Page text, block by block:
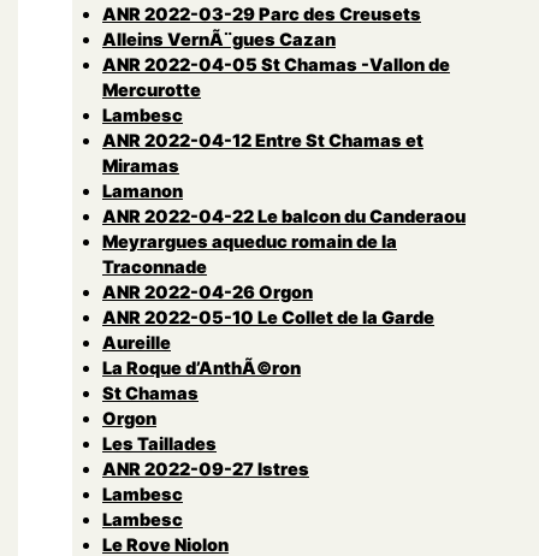
ANR 2022-03-29 Parc des Creusets
Alleins VernÃ¨gues Cazan
ANR 2022-04-05 St Chamas -Vallon de
Mercurotte
Lambesc
ANR 2022-04-12 Entre St Chamas et
Miramas
Lamanon
ANR 2022-04-22 Le balcon du Canderaou
Meyrargues aqueduc romain de la
Traconnade
ANR 2022-04-26 Orgon
ANR 2022-05-10 Le Collet de la Garde
Aureille
La Roque d’AnthÃ©ron
St Chamas
Orgon
Les Taillades
ANR 2022-09-27 Istres
Lambesc
Lambesc
Le Rove Niolon